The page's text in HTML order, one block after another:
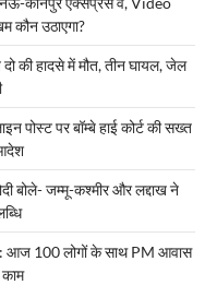
कौन उठाएगा?
की हादसे में मौत, तीन घायल, जेल
पोस्ट पर बॉम्बे हाई कोर्ट की सख्त
बोले- जम्मू-कश्मीर और लद्दाख ने
आज 100 लोगों के साथ PM आवास